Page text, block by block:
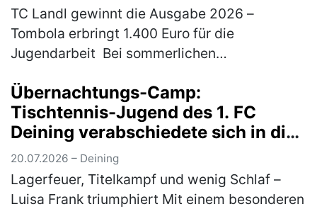
TC Landl gewinnt die Ausgabe 2026 –
Tombola erbringt 1.400 Euro für die
Jugendarbeit Bei sommerlichen
das traditionelle Gemeindepokalturnier des
TC 77 Mühl…(mehr)
Übernachtungs-Camp:
Tischtennis-Jugend des 1. FC
Deining verabschiedete sich in die
Sommerpause
20.07.2026 – Deining
Lagerfeuer, Titelkampf und wenig Schlaf –
Luisa Frank triumphiert Mit einem besonderen